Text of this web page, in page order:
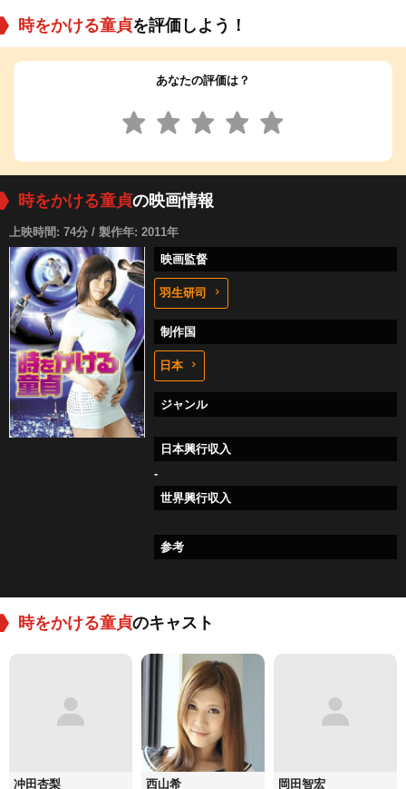
時をかける童貞を評価しよう！
あなたの評価は？
時をかける童貞の映画情報
上映時間: 74分 / 製作年: 2011年
映画監督
羽生研司
制作国
日本
ジャンル
日本興行収入
-
世界興行収入
参考
時をかける童貞のキャスト
冲田杏梨 西山希 岡田智宏